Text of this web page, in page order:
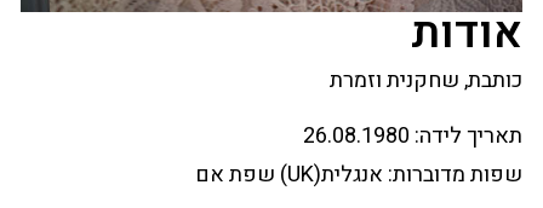
אודות
כותבת, שחקנית וזמרת
תאריך לידה:
שפות מדוברות: אנגלית(UK) שפת אם